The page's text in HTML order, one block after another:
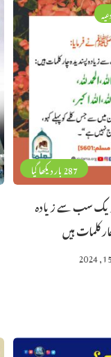
287 بار دیکھا گیا
سب سے زیادہ
کلمات ہیں